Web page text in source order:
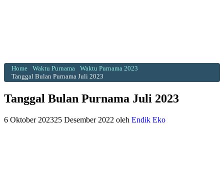
Home Waktu Purnama
Waktu Purnama 2023
Tanggal Bulan Purnama Juli 2023
Tanggal Bulan Purnama Juli 2023
6 Oktober 202325 Desember 2022 oleh Endik Eko